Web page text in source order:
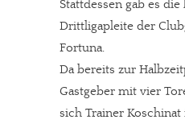
Stattdessen gab es
Drittligapleite der
Fortuna.
Da bereits zur
Gastgeber mit vier
sich Trainer